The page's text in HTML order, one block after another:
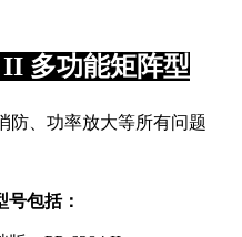
II 多功能矩阵型
防、功率放大等所有问题
号包括：